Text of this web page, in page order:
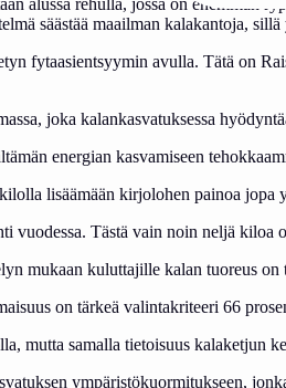
säästää maailman kalakantoja,
fytaasientsyymin avulla. Tätä on
joka kalankasvatuksessa
energian kasvamiseen
lisäämään kirjolohen painoa
vuodessa. Tästä vain noin neljä
mukaan kuluttajille kalan tuoreus
on tärkeä valintakriteeri 66
mutta samalla tietoisuus kalaketjun
ympäristökuormitukseen,